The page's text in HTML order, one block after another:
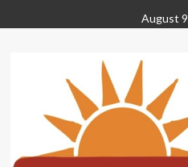
to
August